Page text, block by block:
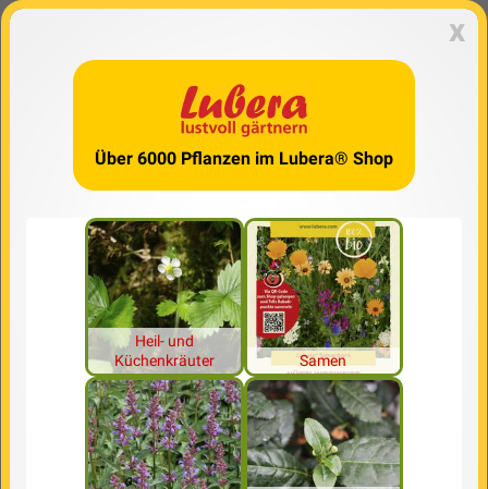
x
Über 6000 Pflanzen im Lubera® Shop
Heil- und
Küchenkräuter
Samen